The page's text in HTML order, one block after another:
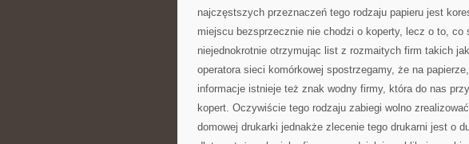
najczęstszych przeznaczeń tego rodzaju papieru jest
miejscu bezsprzecznie nie chodzi o koperty, lecz o to, co
niejednokrotnie otrzymując list z rozmaitych firm takich
operatora sieci komórkowej spostrzegamy, że na
informacje istnieje też znak wodny firmy, która do nas
kopert. Oczywiście tego rodzaju zabiegi wolno
domowej drukarki jednakże zlecenie tego drukarni jest o